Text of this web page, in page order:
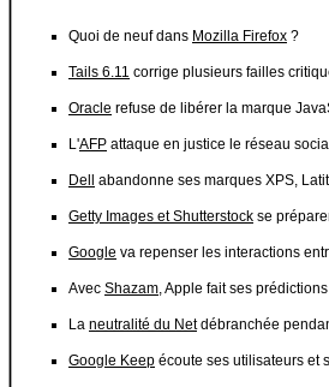
Quoi de neuf dans Mozilla Firefox ?
Tails 6.11 corrige plusieurs failles
Oracle refuse de libérer la marque
L'AFP attaque en justice le réseau
Dell abandonne ses marques XPS,
Getty Images et Shutterstock se
Google va repenser les interactions
Avec Shazam, Apple fait ses
La neutralité du Netdébranchée
Google Keep écoute ses utilisateurs et